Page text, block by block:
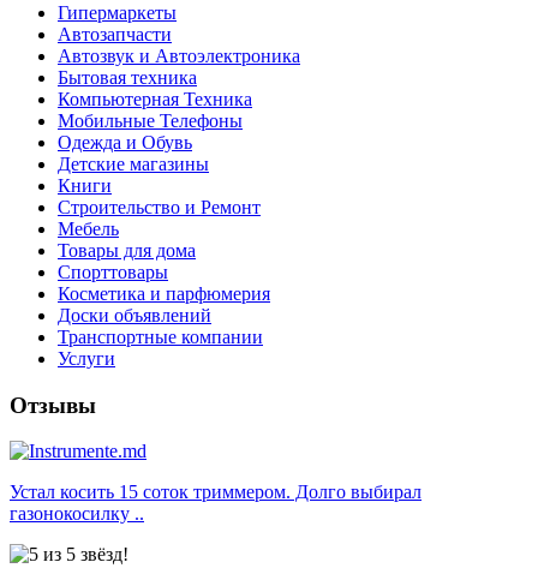
Гипермаркеты
Автозапчасти
Автозвук и Автоэлектроника
Бытовая техника
Компьютерная Техника
Мобильные Телефоны
Одежда и Обувь
Детские магазины
Книги
Строительство и Ремонт
Мебель
Товары для дома
Спорттовары
Косметика и парфюмерия
Доски объявлений
Транспортные компании
Услуги
Отзывы
Устал косить 15 соток триммером. Долго выбирал
газонокосилку ..